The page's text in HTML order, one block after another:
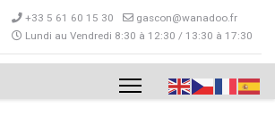
+33 5 61 60 15 30
gascon@wanadoo.fr
Lundi au Vendredi 8:30 à 12:30 / 13:30 à 17:30